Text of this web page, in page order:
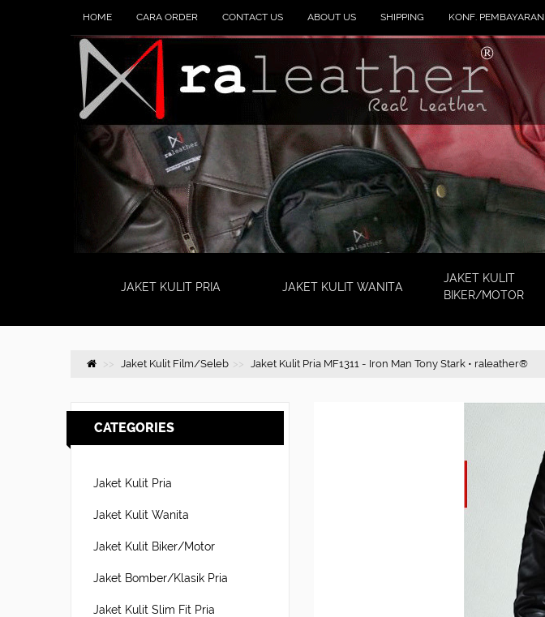
HOME CARA ORDER CONTACT US ABOUT US SHIPPING KONF. PEMBAYARAN
JAKET KULIT PRIA JAKET KULIT WANITA
JAKET KULIT
BIKER/MOTOR
Jaket Kulit Film/Seleb Jaket Kulit Pria MF1311 - Iron Man Tony Stark • raleather®
CATEGORIES
Jaket Kulit Pria
Jaket Kulit Wanita
Jaket Kulit Biker/Motor
Jaket Bomber/Klasik Pria
Jaket Kulit Slim Fit Pria